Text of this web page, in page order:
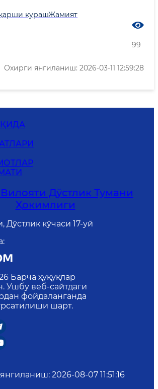
курашЖамият
99
Охирги янгиланиш: 2026-03-11 12:59:28
Дўстлик Тумани
Ҳокимлиги
Дўстлик кўчаси 17-уй
:
Барча ҳуқуқлар
Ушбу веб-сайтдаги
фойдаланганда
шарт.
: 2026-08-07 11:51:16